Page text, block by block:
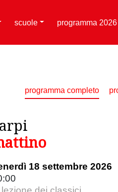
scuole programma 2026
programma completo
18 settembre 2026